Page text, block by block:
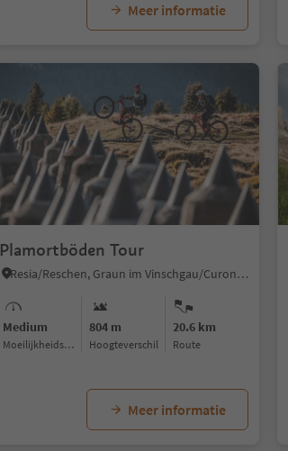
Meer informatie
Plamortböden Tour
Resia/Reschen, Graun im Vinschgau/Curon Venosta, Vinschgau/Val Venosta
Medium
Moeilijkheidsgraad
804 m
Hoogteverschil
20.6 km
Route
Meer informatie